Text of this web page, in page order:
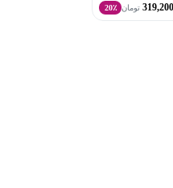
319,200 تومان 20٪